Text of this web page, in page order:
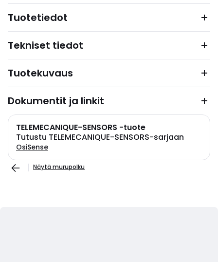
Tuotetiedot
Tekniset tiedot
Tuotekuvaus
Dokumentit ja linkit
TELEMECANIQUE-SENSORS -tuote
Tutustu TELEMECANIQUE-SENSORS-sarjaan
OsiSense
Näytä murupolku